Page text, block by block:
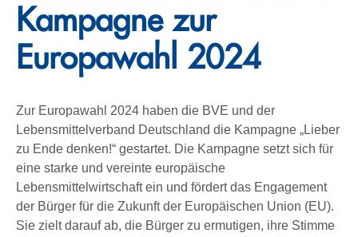
Kampagne zur
Europawahl 2024
Zur Europawahl 2024 haben die BVE und der
Lebensmittelverband Deutschland die Kampagne „Lieber
zu Ende denken!“ gestartet. Die Kampagne setzt sich für
eine starke und vereinte europäische
Lebensmittelwirtschaft ein und fördert das Engagement
der Bürger für die Zukunft der Europäischen Union (EU).
Sie zielt darauf ab, die Bürger zu ermutigen, ihre Stimme